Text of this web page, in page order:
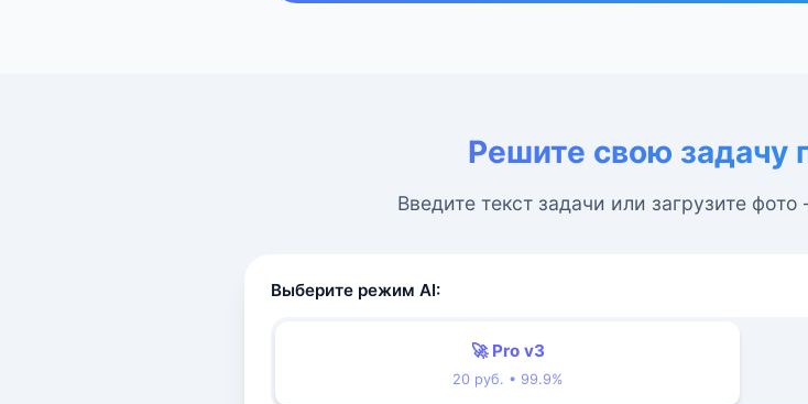
Решите свою задачу
Введите текст задачи или загрузите
Выберите режим AI:
🚀 Pro v3
20 руб. • 99.9%